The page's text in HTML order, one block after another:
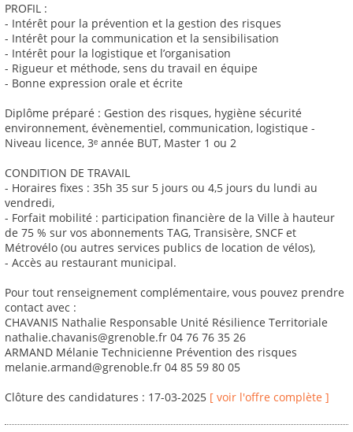
PROFIL :
- Intérêt pour la prévention et la gestion des risques
- Intérêt pour la communication et la sensibilisation
- Intérêt pour la logistique et l’organisation
- Rigueur et méthode, sens du travail en équipe
- Bonne expression orale et écrite
Diplôme préparé : Gestion des risques, hygiène sécurité
environnement, évènementiel, communication, logistique -
Niveau licence, 3ᵉ année BUT, Master 1 ou 2
CONDITION DE TRAVAIL
- Horaires fixes : 35h 35 sur 5 jours ou 4,5 jours du lundi au
vendredi,
- Forfait mobilité : participation financière de la Ville à hauteur
de 75 % sur vos abonnements TAG, Transisère, SNCF et
Métrovélo (ou autres services publics de location de vélos),
- Accès au restaurant municipal.
Pour tout renseignement complémentaire, vous pouvez prendre
contact avec :
CHAVANIS Nathalie Responsable Unité Résilience Territoriale
nathalie.chavanis@grenoble.fr 04 76 76 35 26
ARMAND Mélanie Technicienne Prévention des risques
melanie.armand@grenoble.fr 04 85 59 80 05
Clôture des candidatures : 17-03-2025 [ voir l'offre complète ]